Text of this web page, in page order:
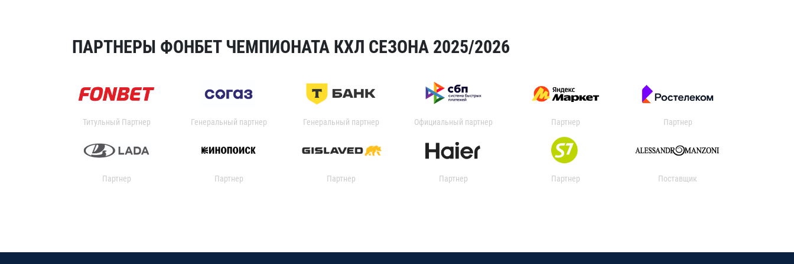
ПАРТНЕРЫ ФОНБЕТ ЧЕМПИОНАТА КХЛ СЕЗОНА 2025/2026
Титульный Партнер Генеральный партнер Генеральный партнер Официальный партнер Партнер Партнер
Партнер Партнер Партнер Партнер Партнер Поставщик